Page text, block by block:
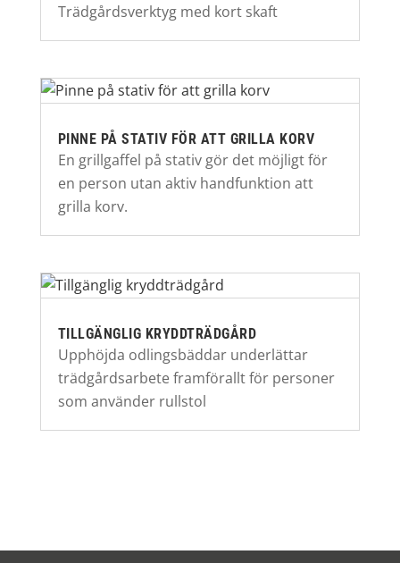
Trädgårdsverktyg med kort skaft
PINNE PÅ STATIV FÖR ATT GRILLA KORV
En grillgaffel på stativ gör det möjligt för
en person utan aktiv handfunktion att
grilla korv.
TILLGÄNGLIG KRYDDTRÄDGÅRD
Upphöjda odlingsbäddar underlättar
trädgårdsarbete framförallt för personer
som använder rullstol